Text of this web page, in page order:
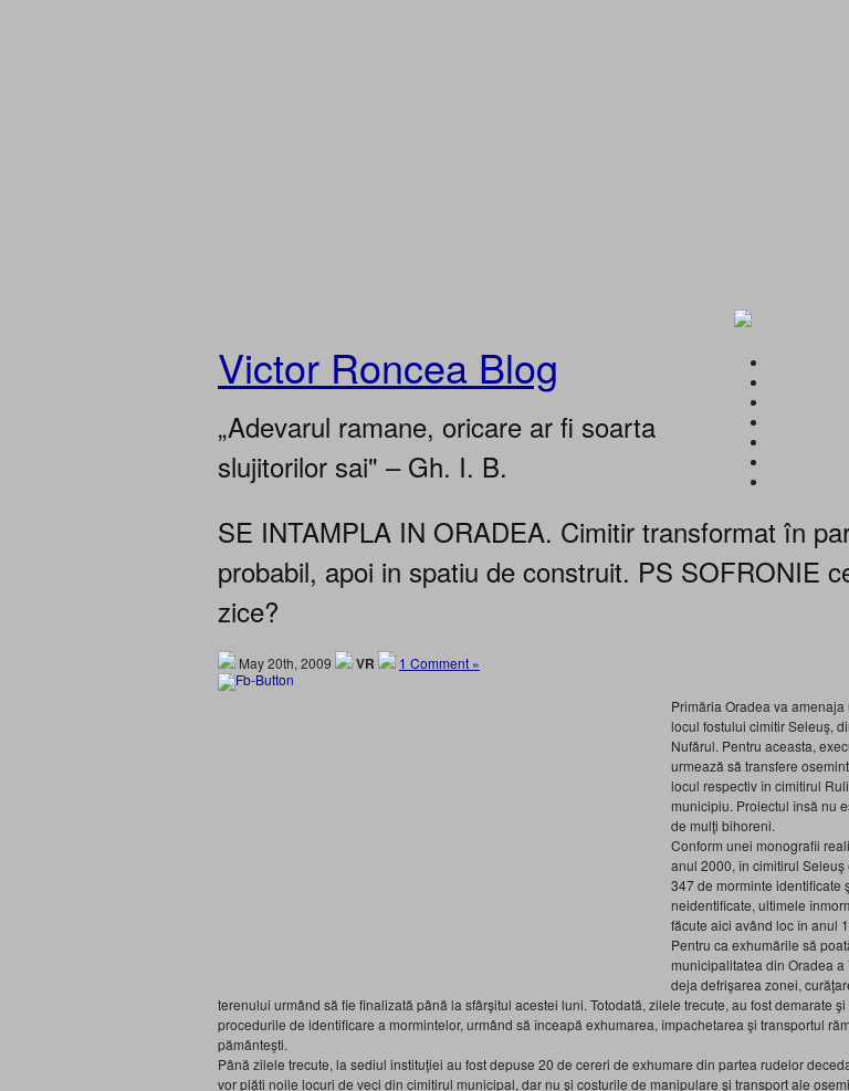
Victor Roncea Blog
„Adevarul ramane, oricare ar fi soarta
slujitorilor sai" – Gh. I. B.
SE INTAMPLA IN ORADEA. Cimitir transformat în
probabil, apoi in spatiu de construit. PS SOFRONIE
zice?
May 20th, 2009 VR 1 Comment »
Primăria Oradea va amenaja
locul fostului cimitir Seleuş,
Nufărul. Pentru aceasta,
urmează să transfere
locul respectiv în cimitirul
municipiu. Proiectul însă nu
de mulţi bihoreni.
Conform unei monografii
anul 2000, în cimitirul Seleuş
347 de morminte identificate
neidentificate, ultimele
făcute aici având loc în anul
Pentru ca exhumările să
municipalitatea din Oradea a
deja defrişarea zonei,
terenului urmând să fie finalizată până la sfârşitul acestei luni. Totodată, zilele trecute, au fost demarate şi
procedurile de identificare a mormintelor, urmând să înceapă exhumarea, împachetarea şi transportul
pământeşti.
Până zilele trecute, la sediul instituţiei au fost depuse 20 de cereri de exhumare din partea rudelor
vor plăti noile locuri de veci din cimitirul municipal, dar nu şi costurile de manipulare şi transport ale